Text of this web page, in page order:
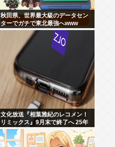
秋田県、世界最大級のデータセン
ターでガチで東北最強へwww
文化放送『相葉雅紀のレコメン！
リミックス』9月末で終了へ 25年
の歴史に幕